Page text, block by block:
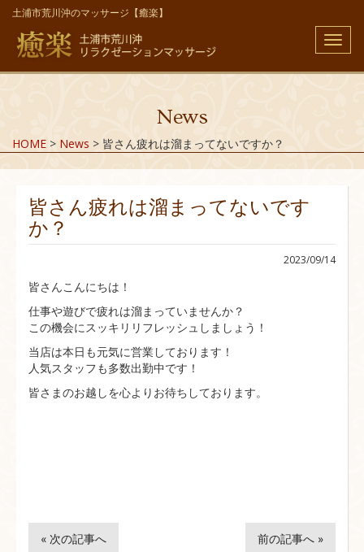
土浦市荒川沖のマッサージ【癒楽】
メ
ニ
ュ
News
HOME > News > 皆さん疲れは溜まってないですか？
皆さん疲れは溜まってないです
か？
2023/09/14
皆さんこんにちは！
仕事や遊びで疲れは溜まっていませんか？
この機会にスッキリリフレッシュしましょう！
当店は本日も元気に営業しております！
人気スタッフも多数出勤中です！
皆さまのお越しを心よりお待ちしております。
« 次の記事へ 前の記事へ »